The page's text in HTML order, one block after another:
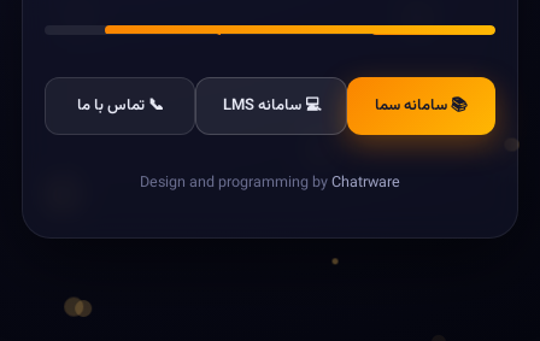
📚 سامانه سما 💻 سامانه LMS 📞 تماس با ما
Design and programming byChatrware